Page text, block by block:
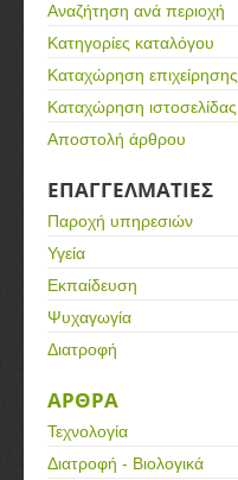
Αναζήτηση ανά περιοχή
Κατηγορίες καταλόγου
Καταχώρηση επιχείρησης
Καταχώρηση ιστοσελίδας
Αποστολή άρθρου
ΕΠΑΓΓΕΛΜΑΤΙΕΣ
Παροχή υπηρεσιών
Υγεία
Εκπαίδευση
Ψυχαγωγία
Διατροφή
ΑΡΘΡΑ
Τεχνολογία
Διατροφή - Βιολογικά